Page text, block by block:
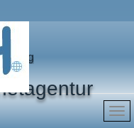
Erfolg